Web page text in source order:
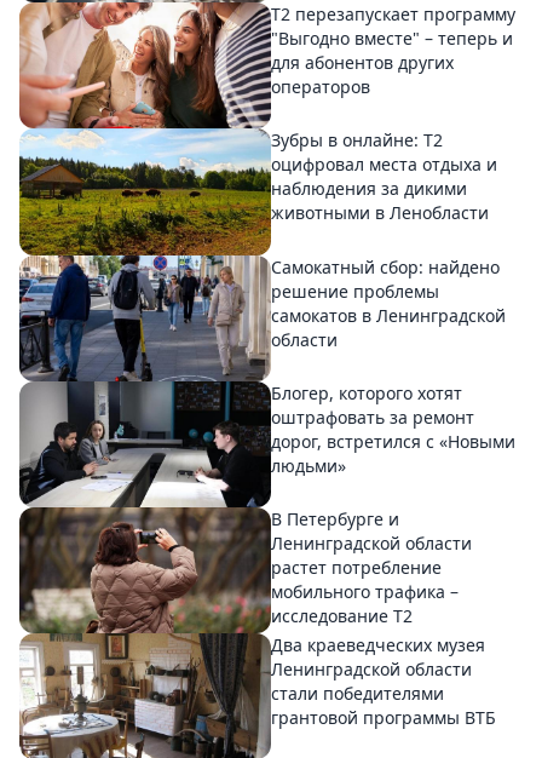
Т2 перезапускает программу
"Выгодно вместе" – теперь и
для абонентов других
операторов
Зубры в онлайне: Т2
оцифровал места отдыха и
наблюдения за дикими
животными в Ленобласти
Самокатный сбор: найдено
решение проблемы
самокатов в Ленинградской
области
Блогер, которого хотят
оштрафовать за ремонт
дорог, встретился с «Новыми
людьми»
В Петербурге и
Ленинградской области
растет потребление
мобильного трафика –
исследование T2
Два краеведческих музея
Ленинградской области
стали победителями
грантовой программы ВТБ